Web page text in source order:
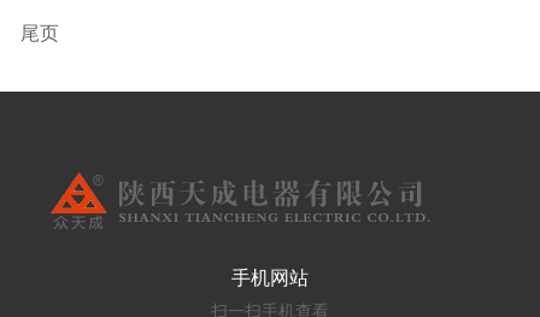
尾页
手机网站
扫一扫手机查看